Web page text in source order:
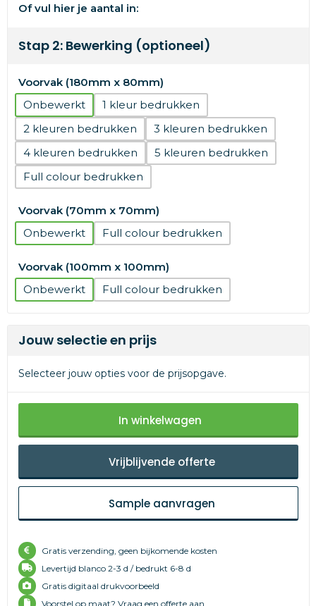
Of vul hier je aantal in:
Stap 2: Bewerking (optioneel)
Voorvak (180mm x 80mm)
Onbewerkt
1
2
3
4
5
Full colour
Voorvak (70mm x 70mm)
Onbewerkt
Full colour
Voorvak (100mm x 100mm)
Onbewerkt
Full colour
Jouw selectie en prijs
Selecteer jouw opties voor de prijsopgave.
In winkelwagen
Vrijblijvende offerte
Sample aanvragen
Gratis verzending, geen bijkomende kosten
Levertijd blanco 2-3 d / bedrukt 6-8 d
Gratis digitaal drukvoorbeeld
Voorstel op maat? Vraag een offerte aan